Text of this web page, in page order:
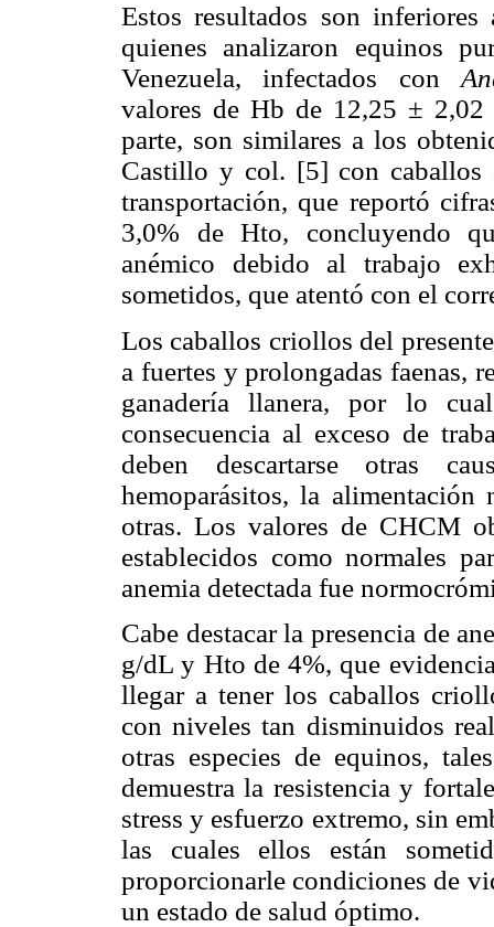
Estos resultados son
quienes analizaron equinos
Venezuela, infectados con
valores de Hb de 12,25 ±
parte, son similares a los
Castillo y col. [5] con caballos
transportación, que reportó
3,0% de Hto, concluyendo
anémico debido al trabajo
sometidos, que atentó con el
Los caballos criollos del
a fuertes y prolongadas faenas,
ganadería llanera, por lo
consecuencia al exceso de
deben descartarse otras
hemoparásitos, la
otras. Los valores de CHCM
establecidos como normales
anemia detectada fue
Cabe destacar la presencia de
g/dL y Hto de 4%, que
llegar a tener los caballos
con niveles tan disminuidos
otras especies de equinos,
demuestra la resistencia y
stress y esfuerzo extremo, sin
las cuales ellos están
proporcionarle condiciones de
un estado de salud óptimo.